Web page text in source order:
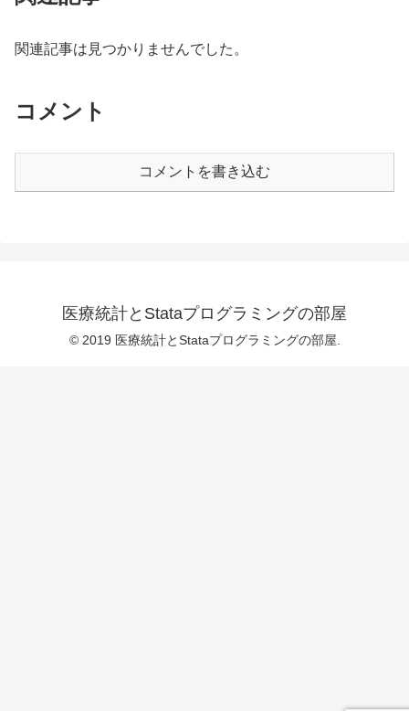
関連記事は見つかりませんでした。
コメント
コメントを書き込む
医療統計とStataプログラミングの部屋
© 2019 医療統計とStataプログラミングの部屋.